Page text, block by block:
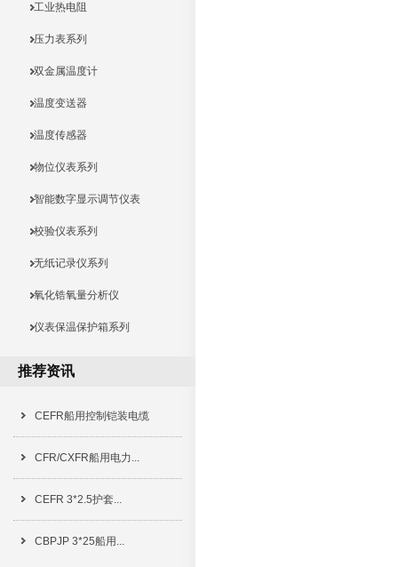
工业热电阻
压力表系列
双金属温度计
温度变送器
温度传感器
物位仪表系列
智能数字显示调节仪表
校验仪表系列
无纸记录仪系列
氧化锆氧量分析仪
仪表保温保护箱系列
推荐资讯
CEFR船用控制铠装电缆
CFR/CXFR船用电力...
CEFR 3*2.5护套...
CBPJP 3*25船用...